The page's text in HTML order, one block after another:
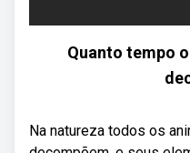
Quanto tempo
Na natureza todos os